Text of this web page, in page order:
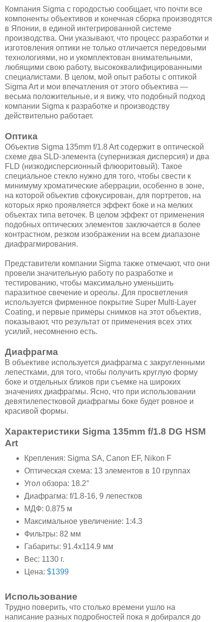
Компания Sigma с городостью сообщает, что почти все
компоненты объективов и конечная сборка производятся
в Японии, в единой интегрированной системе
производства. Они указывают, что процесс разработки и
изготовления оптики не только отличается передовыми
технологиями, но и укомплектован внимательными,
любящими свою работу, высококвалифицированными
специалистами. В целом, мой опыт работы с оптикой
Sigma Art и мои впечатления от этого объектива —
весьма положительные, и я вижу, что подобный подход
компании Sigma к разработке и производству
действительно работает.
Оптика
Объектив Sigma 135mm f/1.8 Art содержит в оптической
схеме два SLD-элемента (супернизкая дисперсия) и два
FLD (низкодисперсионный флюоритовый). Такое
специальное стекло нужно для того, чтобы свести к
минимуму хроматические аберрации, особенно в зоне,
на которой объектив сфокусирован, для портретов, на
которых ярко проявляется эффект боке и на мелких
объектах типа веточек. В целом эффект от применения
подобных оптических элементов заключается в более
контрастном, резком изображении на всем диапазоне
диафрагмирования.
Представители компании Sigma также отмечают, что они
провели значительную работу по разработке и
тестированию, чтобы максимально уменьшить
паразитное свечение и ореолы. Для просветления
используется фирменное покрытие Super Multi-Layer
Coating, и первые примеры снимков на этот объектив,
показывают, что результат от применения всех этих
усилий, несомненно есть.
Диафрагма
В объективе используется диафрагма с закругленными
лепестками, для того, чтобы получить круглую форму
боке и отдельных бликов при съемке на широких
значениях диафрагмы. Ясно, что при использовании
девятилепестковой диафрагмы боке будет ровное и
красивой формы.
Характеристики Sigma 135mm f/1.8 DG HSM
Art
Крепления: Sigma SA, Canon EF, Nikon F
Оптическая схема: 13 элементов в 10 группах
Угол обзора: 18.2°
Диафрагма: f/1.8-16, 9 лепестков
МДФ: 0.875 м
Максимальное увеличение: 1:4.3
Фильтры: 82 мм
Габариты: 91.4x114.9 мм
Вес: 1130 г.
Цена: $1399
Использование
Трудно поверить, что столько времени ушло на
написание разных подробностей пока я добирался до